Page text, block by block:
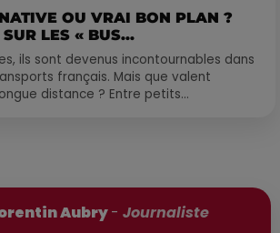
OU VRAI BON PLAN ?
LES « BUS...
ils sont devenus incontournables dans
français. Mais que valent
distance ? Entre petits...
Aubry- Journaliste